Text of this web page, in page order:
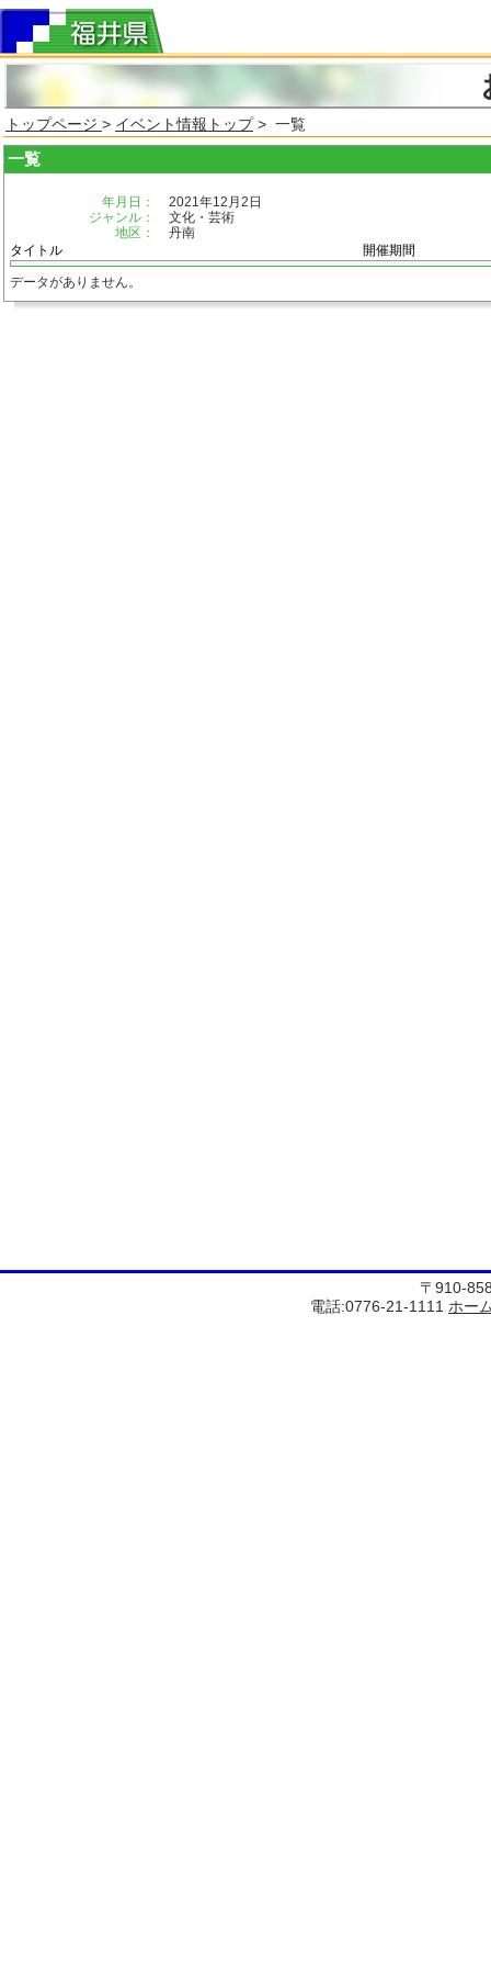
トップページ > イベント情報トップ> 一覧
一覧
年月日：
2021年12月2日
ジャンル：
文化・芸術
地区：
丹南
タイトル
開催期間
データがありません。
〒910-
電話:0776-21-1111 ホー